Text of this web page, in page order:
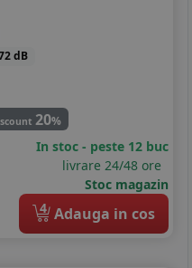
dB
20%
In stoc - peste 12 buc
livrare 24/48 ore
Stoc magazin
4 Adauga in cos